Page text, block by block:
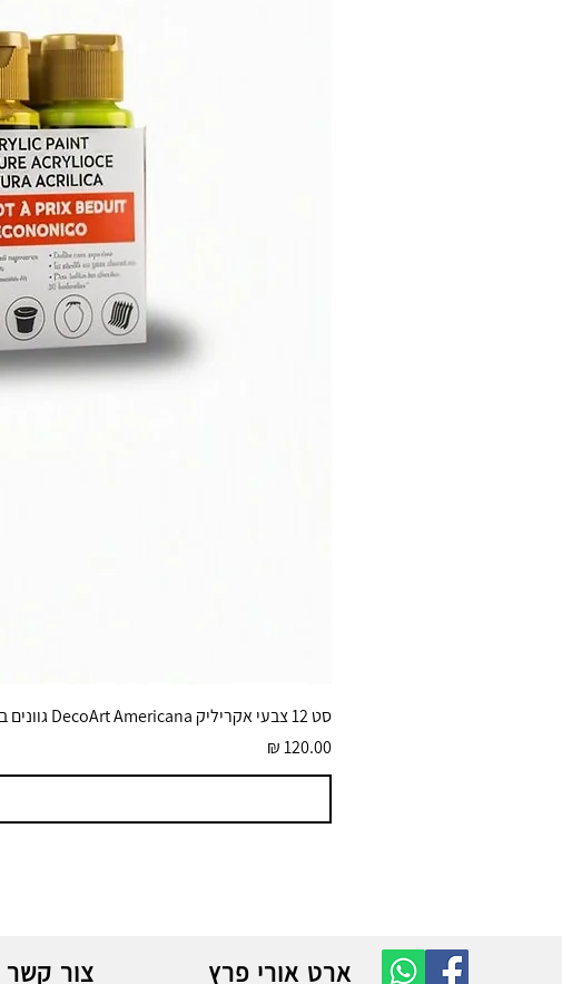
סט 12 צבעי אקריליק DecoArt Americana גוונים בוהקים 59 מ״ל
מחיר
צור קשר ארט אורי פרץ